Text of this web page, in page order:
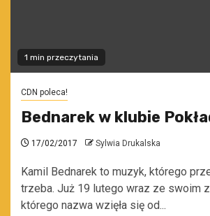
1 min przeczytania
CDN poleca!
Bednarek w klubie
17/02/2017 Sylwia Drukalska
Kamil Bednarek to muzyk, którego
trzeba. Już 19 lutego wraz ze swoim
którego nazwa wzięła się od...